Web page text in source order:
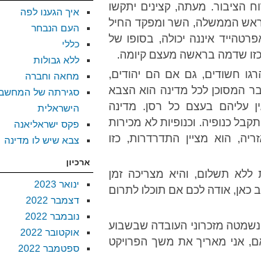
הציבור. מעתה, קצינים יתקשו
ראש הממשלה, השר ומפקד החיל
איננה יכולה, בסופו של
שדמה בראשה מעצם קיומה.
חשודים, גם אם הם יהודים,
המסוכן לכל מדינה הוא הצבא
עליהם בעצם כל רסן. מדינה
כנופיה. וכנופיות לא מכירות
הוא מציין התדרדרות, כזו
ללא תשלום, והיא מצריכה זמן
אודה לכם אם תוכלו לתרום
מזכרוני העובדה שבשבוע
אני מאריך את משך הפרויקט
איך הגענו לפה
העם הנבחר
כללי
ללא גבולות
מחאה וחברה
סגירתה של
הישראלית
פקס ישראליאנה
צבא שיש לו מדינה
ארכיון
ינואר 2023
דצמבר 2022
נובמבר 2022
אוקטובר 2022
ספטמבר 2022